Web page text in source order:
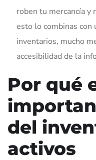
roben tu mercancía y
esto lo combinas
inventarios, mucho
accesibilidad de la
Por qué
del
activos